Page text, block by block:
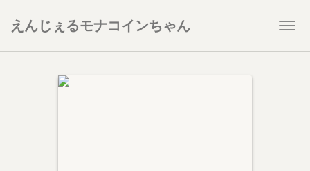
えんじぇるモナコインちゃん